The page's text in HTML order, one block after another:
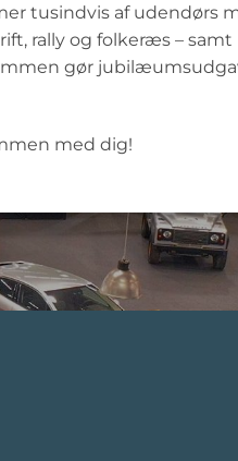
tusindvis af udendørs
rally og folkeræs – samt
gør
med dig!